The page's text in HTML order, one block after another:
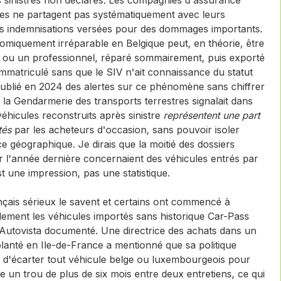
ne partagent pas systématiquement avec leurs
indemnisations versées pour des dommages importants.
irréparable en Belgique peut, en théorie, être
un professionnel, réparé sommairement, puis exporté
sans que le SIV n'ait connaissance du statut
en 2024 des alertes sur ce phénomène sans chiffrer
Gendarmerie des transports terrestres signalait dans
reconstruits après sinistre représentent une part
par les acheteurs d'occasion, sans pouvoir isoler
géographique. Je dirais que la moitié des dossiers
l'année dernière concernaient des véhicules entrés par
une impression, pas une statistique.
sérieux le savent et certains ont commencé à
les véhicules importés sans historique Car-Pass
documenté. Une directrice des achats dans un
en Ile-de-France a mentionné que sa politique
d'écarter tout véhicule belge ou luxembourgeois pour
un trou de plus de six mois entre deux entretiens, ce qui